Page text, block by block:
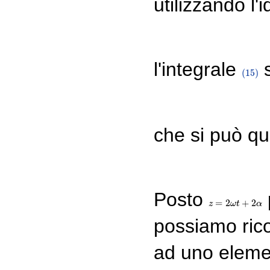
utilizzando
l'integrale (15)
(15)
che si può
Posto z = 2ωt + 2α
z=2ωt+2α
possiamo
ad uno